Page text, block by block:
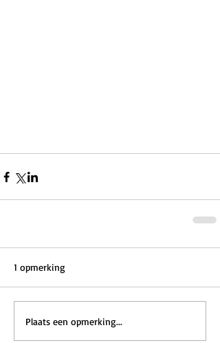
1 opmerking
Plaats een opmerking...